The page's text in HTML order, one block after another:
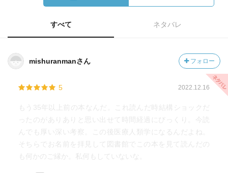
すべて ネタバレ
mishuranmanさん フォロー
5 2022.12.16
もう35年以上前の本なんだ。これ読んだ時結構ショックだ
ったのがありありと思い出せて時間経過にびっくり。今読
んでも厚い深い考察。この後医療人類学になるんだよね。
そちらでお名前を拝見して図書館でこの本を見て読んだの
も何かのご縁か。私何もしていないな。